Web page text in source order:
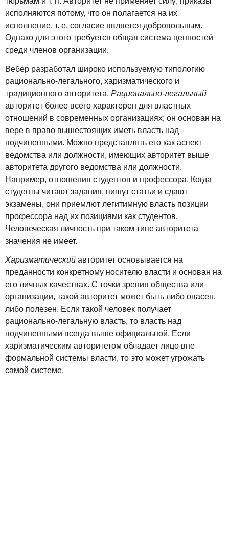
исполняются потому, что он полагается на их
исполнение, т. е. согласие является добровольным.
Однако для этого требуется общая система ценностей
среди членов организации.
Вебер разработал широко используемую типологию
рационально-легального, харизматического и
традиционного авторитета. Рационально-легальный
авторитет более всего характерен для властных
отношений в современных организациях; он основан на
вере в право вышестоящих иметь власть над
подчиненными. Можно представлять его как аспект
ведомства или должности, имеющих авторитет выше
авторитета другого ведомства или должности.
Например, отношения студентов и профессора. Когда
студенты читают задания, пишут статьи и сдают
экзамены, они приемлют легитимную власть позиции
профессора над их позициями как студентов.
Человеческая личность при таком типе авторитета
значения не имеет.
Харизматический авторитет основывается на
преданности конкретному носителю власти и основан на
его личных качествах. С точки зрения общества или
организации, такой авторитет может быть либо опасен,
либо полезен. Если такой человек получает
рационально-легальную власть, то власть над
подчиненными всегда выше официальной. Если
харизматическим авторитетом обладает лицо вне
формальной системы власти, то это может угрожать
самой системе.